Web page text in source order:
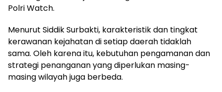
Polri Watch.
Menurut Siddik Surbakti, karakteristik dan tingkat
kerawanan kejahatan di setiap daerah tidaklah
sama. Oleh karena itu, kebutuhan pengamanan dan
strategi penanganan yang diperlukan masing-
masing wilayah juga berbeda.